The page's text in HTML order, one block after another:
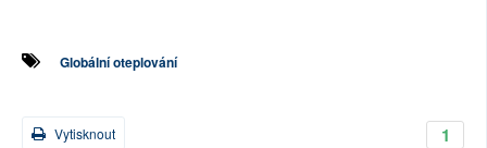
Globální oteplování
1
Vytisknout